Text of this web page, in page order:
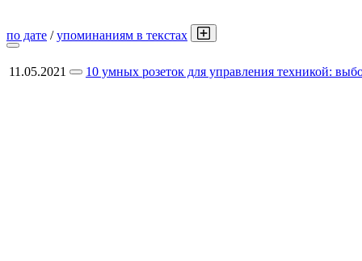
по дате /упоминаниям в текстах
11.05.2021 10 умных розеток для управления техникой: